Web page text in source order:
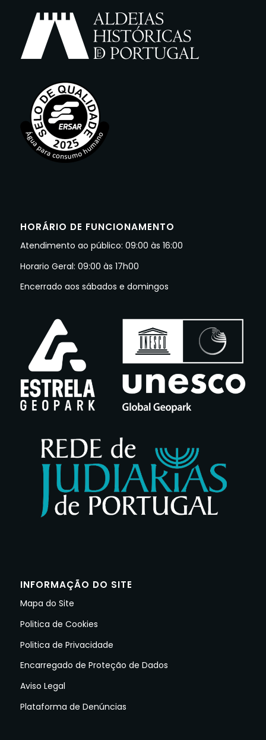
HORÁRIO DE FUNCIONAMENTO
Atendimento ao público: 09:00 às 16:00
Horario Geral: 09:00 às 17h00
Encerrado aos sábados e domingos
INFORMAÇÃO DO SITE
Mapa do Site
Politica de Cookies
Politica de Privacidade
Encarregado de Proteção de Dados
Aviso Legal
Plataforma de Denúncias